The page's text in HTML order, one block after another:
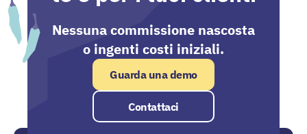
Nessuna commissione nascosta
o ingenti costi iniziali.
Guarda una demo
Contattaci